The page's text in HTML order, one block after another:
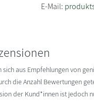
E-Mail:
sich aus Empfehlungen von
die Anzahl Bewertungen
der Kund*innen ist jedoch